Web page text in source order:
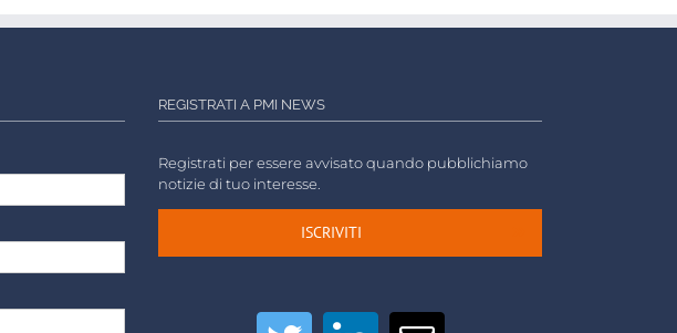
REGISTRATI A PMI NEWS
Registrati per essere avvisato quando pubblichiamo
notizie di tuo interesse.
ISCRIVITI